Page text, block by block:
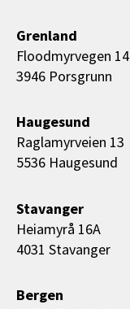
Grenland
Floodmyrvegen 14
3946 Porsgrunn
Haugesund
Raglamyrveien 13
5536 Haugesund
Stavanger
Heiamyrå 16A
4031 Stavanger
Bergen